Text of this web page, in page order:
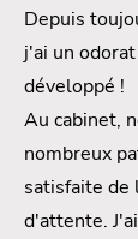
Depuis
j'ai un
développé !
Au cabinet,
nombreux
satisfaite de
d'attente.